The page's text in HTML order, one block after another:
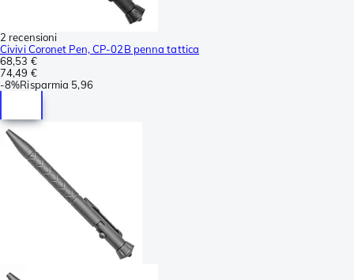
2 recensioni
Civivi Coronet Pen, CP-02B penna tattica
68,53 €
74,49 €
-8%Risparmia 5,96